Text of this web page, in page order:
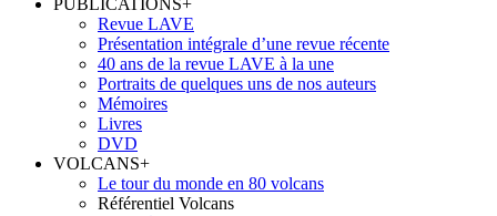
PUBLICATIONS+
Revue LAVE
Présentation intégrale d’une revue récente
40 ans de la revue LAVE à la une
Portraits de quelques uns de nos auteurs
Mémoires
Livres
DVD
VOLCANS+
Le tour du monde en 80 volcans
Référentiel Volcans